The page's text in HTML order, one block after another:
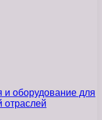
и оборудование для
отраслей